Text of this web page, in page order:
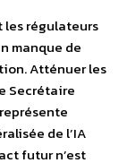
les régulateurs
manque de
Atténuer les
Secrétaire
de l’IA
futur n’est